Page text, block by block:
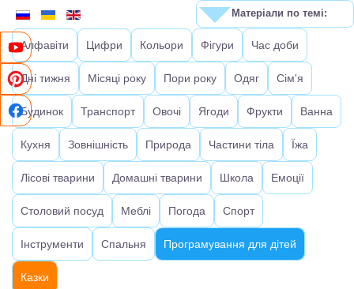
Алфавіти Цифри Кольори Фігури Час доби
Дні тижня Місяці року Пори року Одяг Сім'я
Будинок Транспорт Овочі Ягоди Фрукти Ванна
Кухня Зовнішність Природа Частини тіла Їжа
Лісові тварини Домашні тварини Школа Емоції
Столовий посуд Меблі Погода Спорт
Інструменти Спальня Програмування для дітей
Казки
Матеріали по темі: